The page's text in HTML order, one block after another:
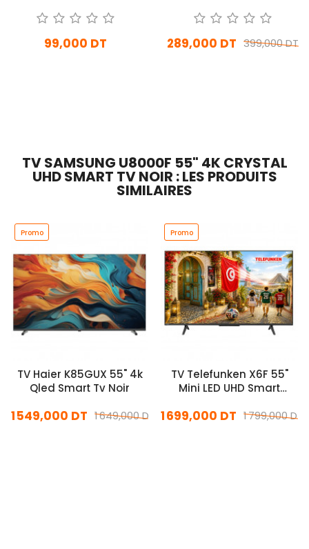
99,000 DT 399,000 DT
289,000 DT
TV SAMSUNG U8000F 55" 4K CRYSTAL
UHD SMART TV NOIR : LES PRODUITS
SIMILAIRES
Promo
TV Haier K85GUX 55" 4k
Qled Smart Tv Noir
1 649,000 DT
1 549,000 DT
Promo
TV Telefunken X6F 55"
Mini LED UHD Smart
Noir 1 799,000 DT
1 699,000 DT